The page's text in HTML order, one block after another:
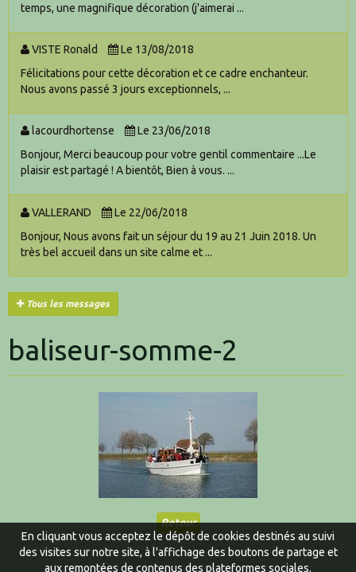
temps, une magnifique décoration (j'aimerai ...
VISTE Ronald
Le 13/08/2018
Félicitations pour cette décoration et ce cadre enchanteur.
Nous avons passé 3 jours exceptionnels, ...
lacourdhortense
Le 23/06/2018
Bonjour, Merci beaucoup pour votre gentil commentaire ...Le
plaisir est partagé ! A bientôt, Bien à vous. ...
VALLERAND
Le 22/06/2018
Bonjour, Nous avons fait un séjour du 19 au 21 Juin 2018. Un
très bel accueil dans un site calme et ...
Tous les messages
baliseur-somme-2
Retour
En cliquant vous acceptez le dépôt de cookies destinés au suivi
des visites sur notre site, à l'affichage des boutons de partage et
aux remontées de contenus des plateformes sociales.